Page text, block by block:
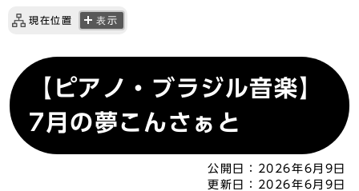
現在位置 表示
【ピアノ・ブラジル音楽】
7月の夢こんさぁと
公開日：
2026年6月9日
更新日：
2026年6月9日